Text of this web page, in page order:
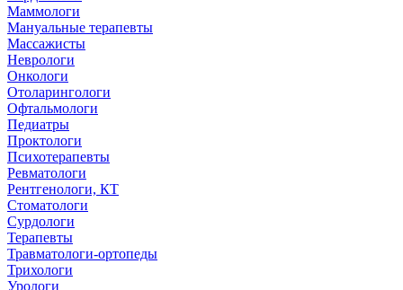
Маммологи
Мануальные терапевты
Массажисты
Неврологи
Онкологи
Отоларингологи
Офтальмологи
Педиатры
Проктологи
Психотерапевты
Ревматологи
Рентгенологи, КТ
Стоматологи
Сурдологи
Терапевты
Травматологи-ортопеды
Трихологи
Урологи